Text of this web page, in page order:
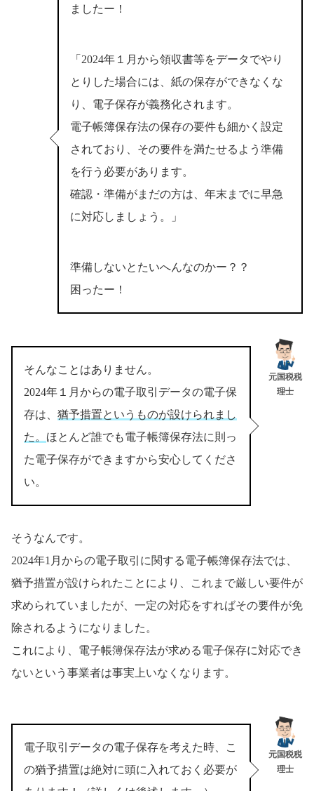
ましたー！
「2024年１月から領収書等をデータでやり
とりした場合には、紙の保存ができなくな
り、電子保存が義務化されます。
電子帳簿保存法の保存の要件も細かく設定
されており、 その要件を満たせるよう準備
を行う必要があります。
確認・準備がまだの方は、年末までに早急
に対応しましょう。」
準備しないとたいへんなのかー？？
困ったー！
そんなことはありません。
2024年１月からの電子取引データの電子保
存は、 猶予措置というものが設けられまし
た。 ほとんど誰でも電子帳簿保存法に則っ
た電子保存ができますから安心してくださ
い。
元国税税
理士
そうなんです。
2024年1月からの電子取引に関する電子帳簿保存法では、
猶予措置が設けられたことにより、これまで厳しい要件が
求められていましたが、一定の対応をすればその要件が免
除されるようになりました。
これにより、電子帳簿保存法が求める電子保存に対応でき
ないという事業者は事実上いなくなります。
電子取引データの電子保存を考えた時、こ
の猶予措置は絶対に頭に入れておく必要が
元国税税
理士